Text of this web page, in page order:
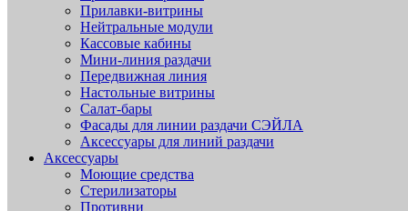
Прилавки-витрины
Нейтральные модули
Кассовые кабины
Мини-линия раздачи
Передвижная линия
Настольные витрины
Салат-бары
Фасады для линии раздачи СЭЙЛА
Аксессуары для линий раздачи
Аксессуары
Моющие средства
Стерилизаторы
Противни